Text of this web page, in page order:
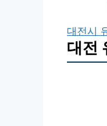
대전시
대전